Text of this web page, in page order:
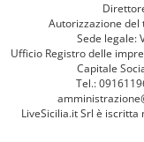
Autorizzazione del
Sede legale:
Ufficio Registro delle
Capitale
Tel.:
LiveSicilia.it Srl è